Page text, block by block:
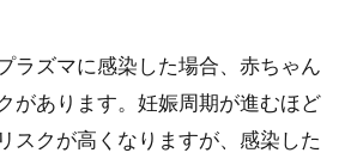
ラズマに感染した場合、赤ちゃん
があります。妊娠周期が進むほど
スクが高くなりますが、感染した